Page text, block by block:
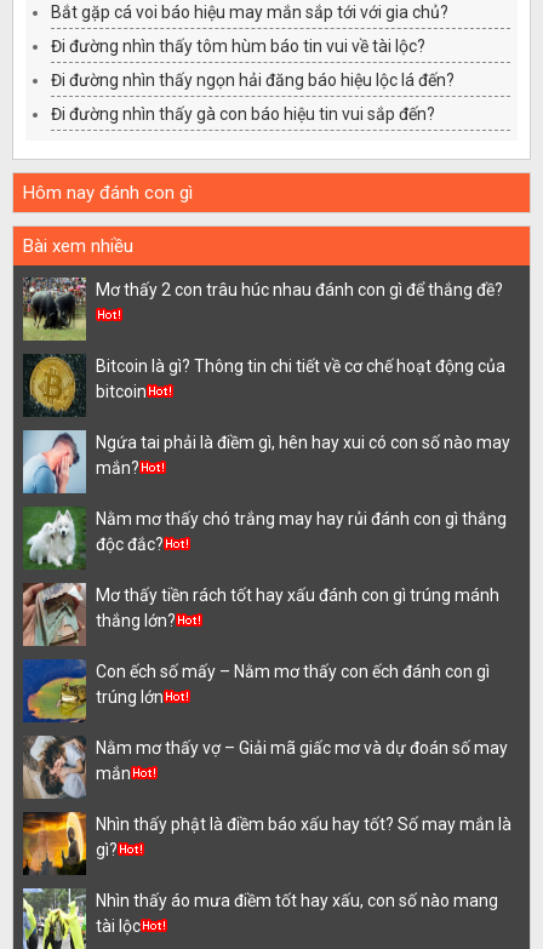
Bắt gặp cá voi báo hiệu may mắn sắp tới với gia chủ?
Đi đường nhìn thấy tôm hùm báo tin vui về tài lộc?
Đi đường nhìn thấy ngọn hải đăng báo hiệu lộc lá đến?
Đi đường nhìn thấy gà con báo hiệu tin vui sắp đến?
Hôm nay đánh con gì
Bài xem nhiều
Mơ thấy 2 con trâu húc nhau đánh con gì để thắng đề?
Bitcoin là gì? Thông tin chi tiết về cơ chế hoạt động của
bitcoin
Ngứa tai phải là điềm gì, hên hay xui có con số nào may
mắn?
Nằm mơ thấy chó trắng may hay rủi đánh con gì thắng
độc đắc?
Mơ thấy tiền rách tốt hay xấu đánh con gì trúng mánh
thắng lớn?
Con ếch số mấy – Nằm mơ thấy con ếch đánh con gì
trúng lớn
Nằm mơ thấy vợ – Giải mã giấc mơ và dự đoán số may
mắn
Nhìn thấy phật là điềm báo xấu hay tốt? Số may mắn là
gì?
Nhìn thấy áo mưa điềm tốt hay xấu, con số nào mang
tài lộc